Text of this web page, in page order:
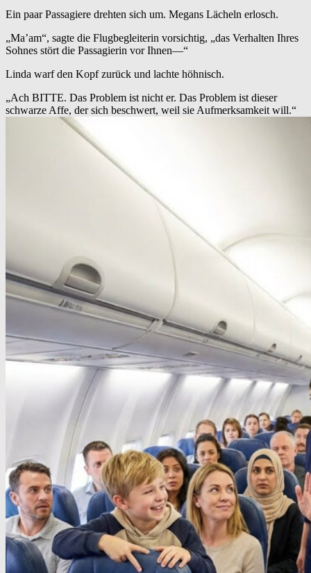
Ein paar Passagiere drehten sich um. Megans Lächeln erlosch.
„Ma’am“, sagte die Flugbegleiterin vorsichtig, „das Verhalten Ihres
Sohnes stört die Passagierin vor Ihnen—“
Linda warf den Kopf zurück und lachte höhnisch.
„Ach BITTE. Das Problem ist nicht er. Das Problem ist dieser
schwarze Affe, der sich beschwert, weil sie Aufmerksamkeit will.“